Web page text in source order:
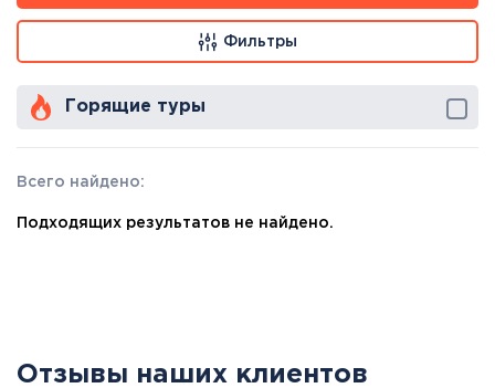
Фильтры
Горящие туры
Всего найдено:
Подходящих результатов не найдено.
Отзывы наших клиентов